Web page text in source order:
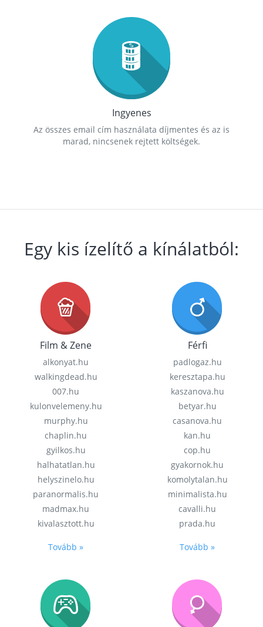
Ingyenes
Az összes email cím használata díjmentes és az is
marad, nincsenek rejtett költségek.
Egy kis ízelítő a kínálatból:
Film & Zene
alkonyat.hu
walkingdead.hu
007.hu
kulonvelemeny.hu
murphy.hu
chaplin.hu
gyilkos.hu
halhatatlan.hu
helyszinelo.hu
paranormalis.hu
madmax.hu
kivalasztott.hu
Tovább »
Férfi
padlogaz.hu
keresztapa.hu
kaszanova.hu
betyar.hu
casanova.hu
kan.hu
cop.hu
gyakornok.hu
komolytalan.hu
minimalista.hu
cavalli.hu
prada.hu
Tovább »